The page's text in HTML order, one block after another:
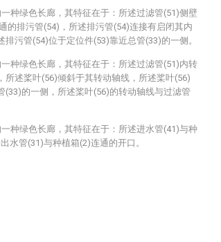
种绿色长廊，其特征在于：所述过滤管(51)侧壁
的排污管(54)，所述排污管(54)连接有启闭其内
排污管(54)位于定位件(53)靠近总管(33)的一侧。
种绿色长廊，其特征在于：所述过滤管(51)内转
所述桨叶(56)倾斜于其转动轴线，所述桨叶(56)
(33)的一侧，所述桨叶(56)的转动轴线与过滤管
种绿色长廊，其特征在于：所述进水管(41)与种
水管(31)与种植箱(2)连通的开口。